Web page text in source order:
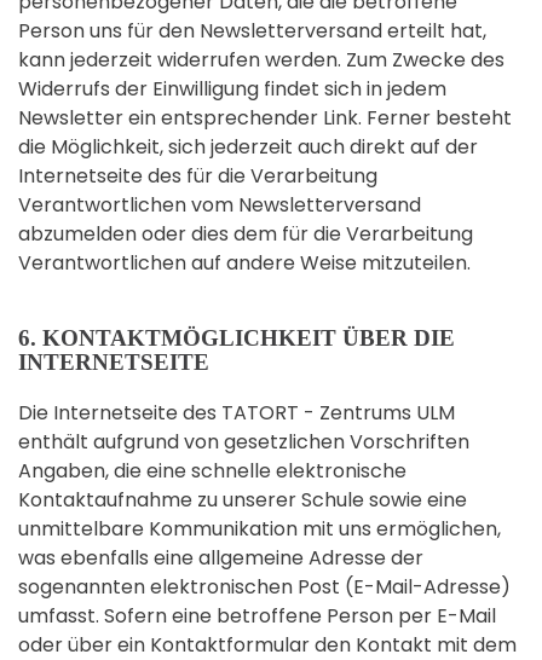
Person uns für den Newsletterversand erteilt hat,
kann jederzeit widerrufen werden. Zum Zwecke des
Widerrufs der Einwilligung findet sich in jedem
Newsletter ein entsprechender Link. Ferner besteht
die Möglichkeit, sich jederzeit auch direkt auf der
Internetseite des für die Verarbeitung
Verantwortlichen vom Newsletterversand
abzumelden oder dies dem für die Verarbeitung
Verantwortlichen auf andere Weise mitzuteilen.
6. KONTAKTMÖGLICHKEIT ÜBER DIE
INTERNETSEITE
Die Internetseite des TATORT - Zentrums ULM
enthält aufgrund von gesetzlichen Vorschriften
Angaben, die eine schnelle elektronische
Kontaktaufnahme zu unserer Schule sowie eine
unmittelbare Kommunikation mit uns ermöglichen,
was ebenfalls eine allgemeine Adresse der
sogenannten elektronischen Post (E-Mail-Adresse)
umfasst. Sofern eine betroffene Person per E-Mail
oder über ein Kontaktformular den Kontakt mit dem